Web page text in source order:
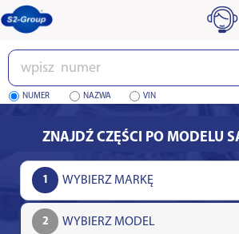
Wpisz
numer
NUMER NAZWA VIN
ZNAJDŹ CZĘŚCI PO MODELU
1
2